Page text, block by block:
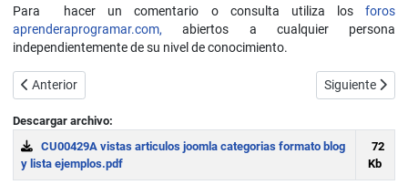
Para hacer un comentario o consulta utiliza losforos
aprenderaprogramar.com, abiertos a cualquier persona
independientemente de su nivel de conocimiento.
Artículo anterior: Vistas de artículos. Configuraciones (página
Anterior Artículo
Siguiente
Descargar archivo:
CU00429A vistas articulos joomla categorias formato blog
y lista ejemplos.pdf
72
Kb